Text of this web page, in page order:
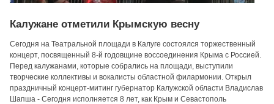
Калужане отметили Крымскую весну
Сегодня на Театральной площади в Калуге состоялся торжественный
концерт, посвященный 8-й годовщине воссоединения Крыма с Россией.
Перед калужанами, которые собрались на площади, выступили
творческие коллективы и вокалисты областной филармонии. Открыл
праздничный концерт-митинг губернатор Калужской области Владислав
Шапша ­- Сегодня исполняется 8 лет, как Крым и Севастополь